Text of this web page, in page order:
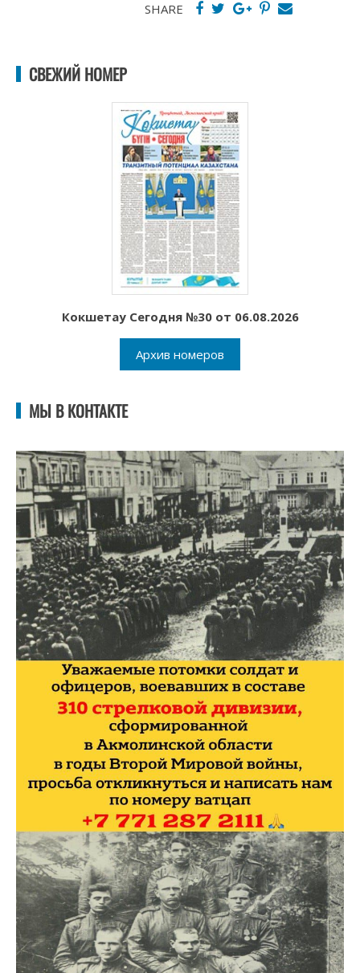
SHARE
СВЕЖИЙ НОМЕР
Кокшетау Сегодня №30 от 06.08.2026
Архив номеров
МЫ В КОНТАКТЕ